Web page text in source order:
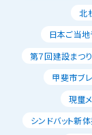
北
日本ご当
第７回建設まつり
甲斐市ブ
現璽
シンドバット新